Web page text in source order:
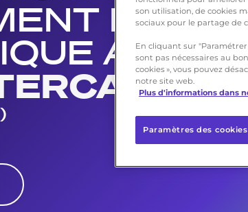
AVEC
son utilisation, de cookies
sociaux pour le partage de
En cliquant sur
sont pas nécessaires au
cookies », vous pouvez
notre site web.
Plus d'informations dans
Paramètres des cookies